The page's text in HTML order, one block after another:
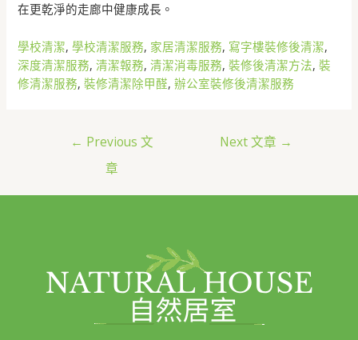
在更乾淨的走廊中健康成長。
學校清潔, 學校清潔服務, 家居清潔服務, 寫字樓裝修後清潔
深度清潔服務, 清潔報務, 清潔消毒服務, 裝修後清潔方法, 裝
修清潔服務, 裝修清潔除甲醛, 辦公室裝修後清潔服務
← Previous 文
章
Next 文章 →